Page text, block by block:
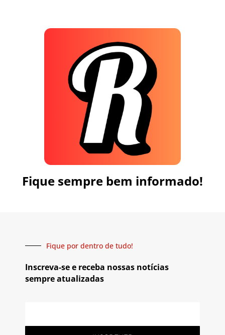
Fique sempre bem informado!
Fique por dentro de tudo!
Inscreva-se e receba nossas notícias
sempre atualizadas